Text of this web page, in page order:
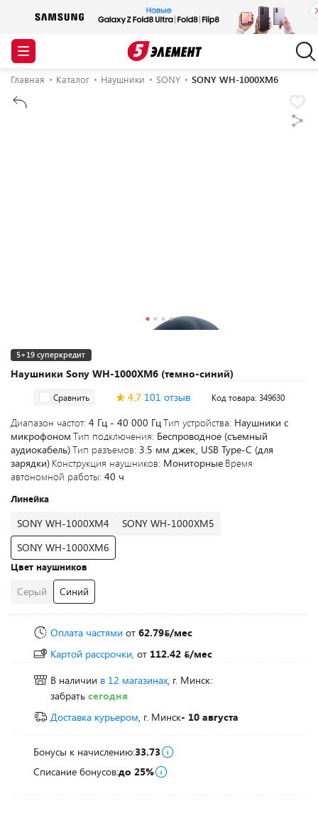
Главная Каталог Наушники SONY SONY WH-1000XM6
Наушники Sony WH-1000XM6 (темно-синий)
5+19 суперкредит
Сравнить 4.7 101 отзыв Код товара: 349630
Диапазон частот: 4 Гц - 40 000 ГцТип устройства: Наушники с
микрофоном Тип подключения: Беспроводное (съемный
аудиокабель)Тип разъемов: 3.5 мм джек, USB Type-C (для
зарядки) Конструкция наушников: Мониторные Время
автономной работы: 40 ч
Линейка
SONY WH-1000XM4
SONY WH-1000XM5
SONY WH-1000XM6
Цвет наушников
Серый Синий
Оплата частями от 62.79 /мес
Картой рассрочки, от 112.42
/мес
В наличии в 12 магазинах, г. Минск:
забрать сегодня
Доставка курьером, г. Минск- 10 августа
Бонусы к начислению:33.73
Списание бонусов:до 25%